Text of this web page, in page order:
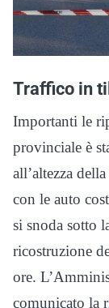
Traffico in
Importanti le
provinciale è
all’altezza
con le auto
si snoda sotto
ricostruzione
ore.
comunicato la